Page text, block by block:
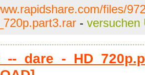
files/
- versuchen
_dare_-